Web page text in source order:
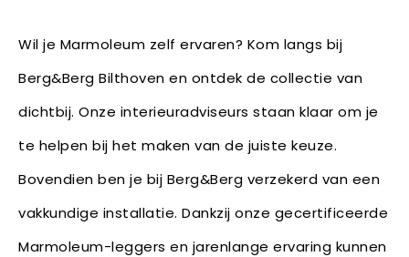
Wil je Marmoleum zelf ervaren? Kom langs bij
Berg&Berg Bilthoven en ontdek de collectie van
dichtbij. Onze interieuradviseurs staan klaar om je
te helpen bij het maken van de juiste keuze.
Bovendien ben je bij Berg&Berg verzekerd van een
vakkundige installatie. Dankzij onze gecertificeerde
Marmoleum-leggers en jarenlange ervaring kunnen